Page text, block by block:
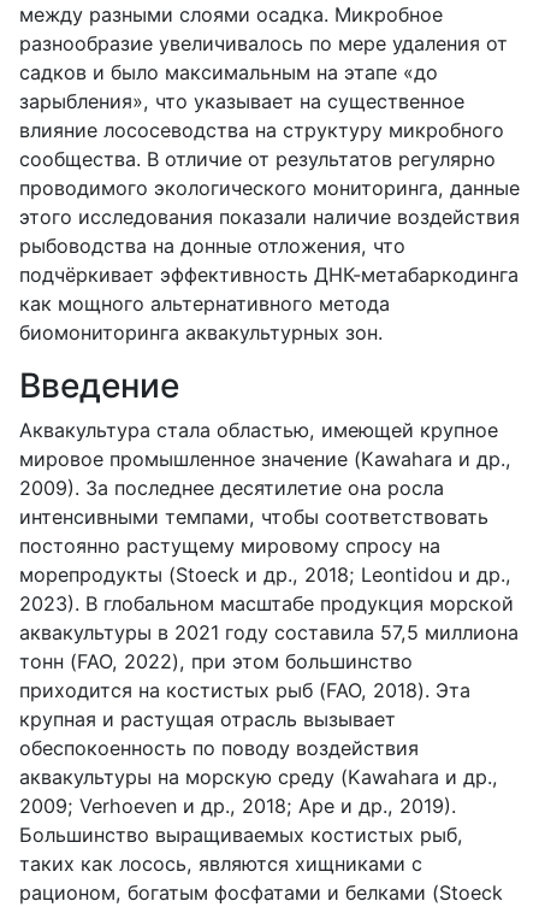
между разными слоями осадка. Микробное
разнообразие увеличивалось по мере удаления от
садков и было максимальным на этапе «до
зарыбления», что указывает на существенное
влияние лососеводства на структуру микробного
сообщества. В отличие от результатов регулярно
проводимого экологического мониторинга, данные
этого исследования показали наличие воздействия
рыбоводства на донные отложения, что
подчёркивает эффективность ДНК-метабаркодинга
как мощного альтернативного метода
биомониторинга аквакультурных зон.
Введение
Аквакультура стала областью, имеющей крупное
мировое промышленное значение (Kawahara и др.,
2009). За последнее десятилетие она росла
интенсивными темпами, чтобы соответствовать
постоянно растущему мировому спросу на
морепродукты (Stoeck и др., 2018; Leontidou и др.,
2023). В глобальном масштабе продукция морской
аквакультуры в 2021 году составила 57,5 миллиона
тонн (FAO, 2022), при этом большинство
приходится на костистых рыб (FAO, 2018). Эта
крупная и растущая отрасль вызывает
обеспокоенность по поводу воздействия
аквакультуры на морскую среду (Kawahara и др.,
2009; Verhoeven и др., 2018; Ape и др., 2019).
Большинство выращиваемых костистых рыб,
таких как лосось, являются хищниками с
рационом, богатым фосфатами и белками (Stoeck